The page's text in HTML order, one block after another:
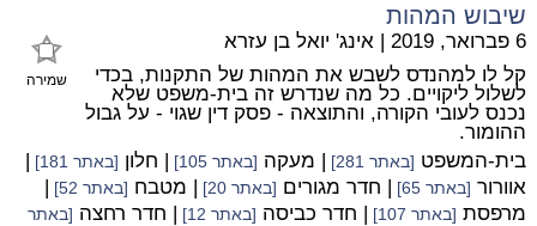
שיבוש המהות
שמירה
6 פברואר, 2019 | אינג' יואל בן עזרא
קל לו למהנדס לשבש את המהות של התקנות, בכדי
לשלול ליקויים. כל מה שנדרש זה בית-משפט שלא
נכנס לעובי הקורה, והתוצאה - פסק דין שגוי - על גבול
ההומור.
בית-המשפט [באתר 281] | מעקה [באתר 105] | חלון [באתר 181]
|
אוורור [באתר 65] | חדר מגורים [באתר 20] | מטבח [באתר 52]
|
מרפסת [באתר 107] | חדר כביסה [באתר 12] | חדר רחצה [באתר